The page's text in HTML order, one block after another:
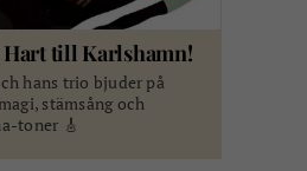
Hart till Karlshamn!
hans trio bjuder på
stämsång och
toner 🎸